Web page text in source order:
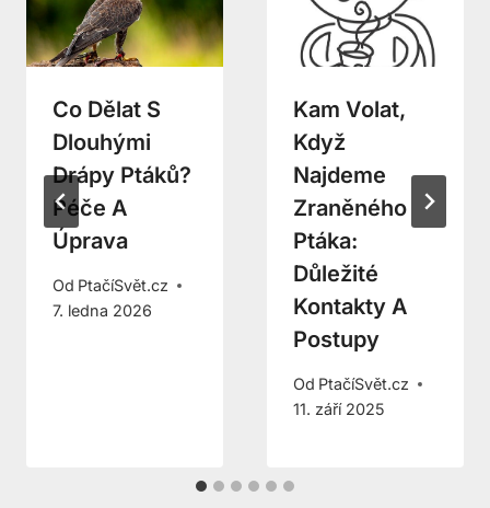
Co Dělat S
Dlouhými
Drápy Ptáků?
Péče A
Úprava
Od PtačíSvět.cz
7. ledna 2026
Kam Volat,
Když
Najdeme
Zraněného
Ptáka:
Důležité
Kontakty A
Postupy
Od PtačíSvět.cz
11. září 2025